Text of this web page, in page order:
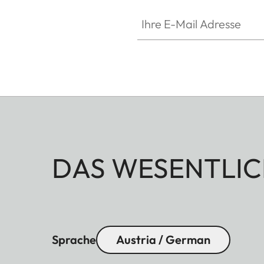
DAS
Sprache Austria / German